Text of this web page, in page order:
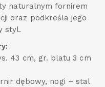
naturalnym fornirem
oraz podkreśla jego
styl.
43 cm, gr. blatu 3 cm
dębowy, nogi – stal